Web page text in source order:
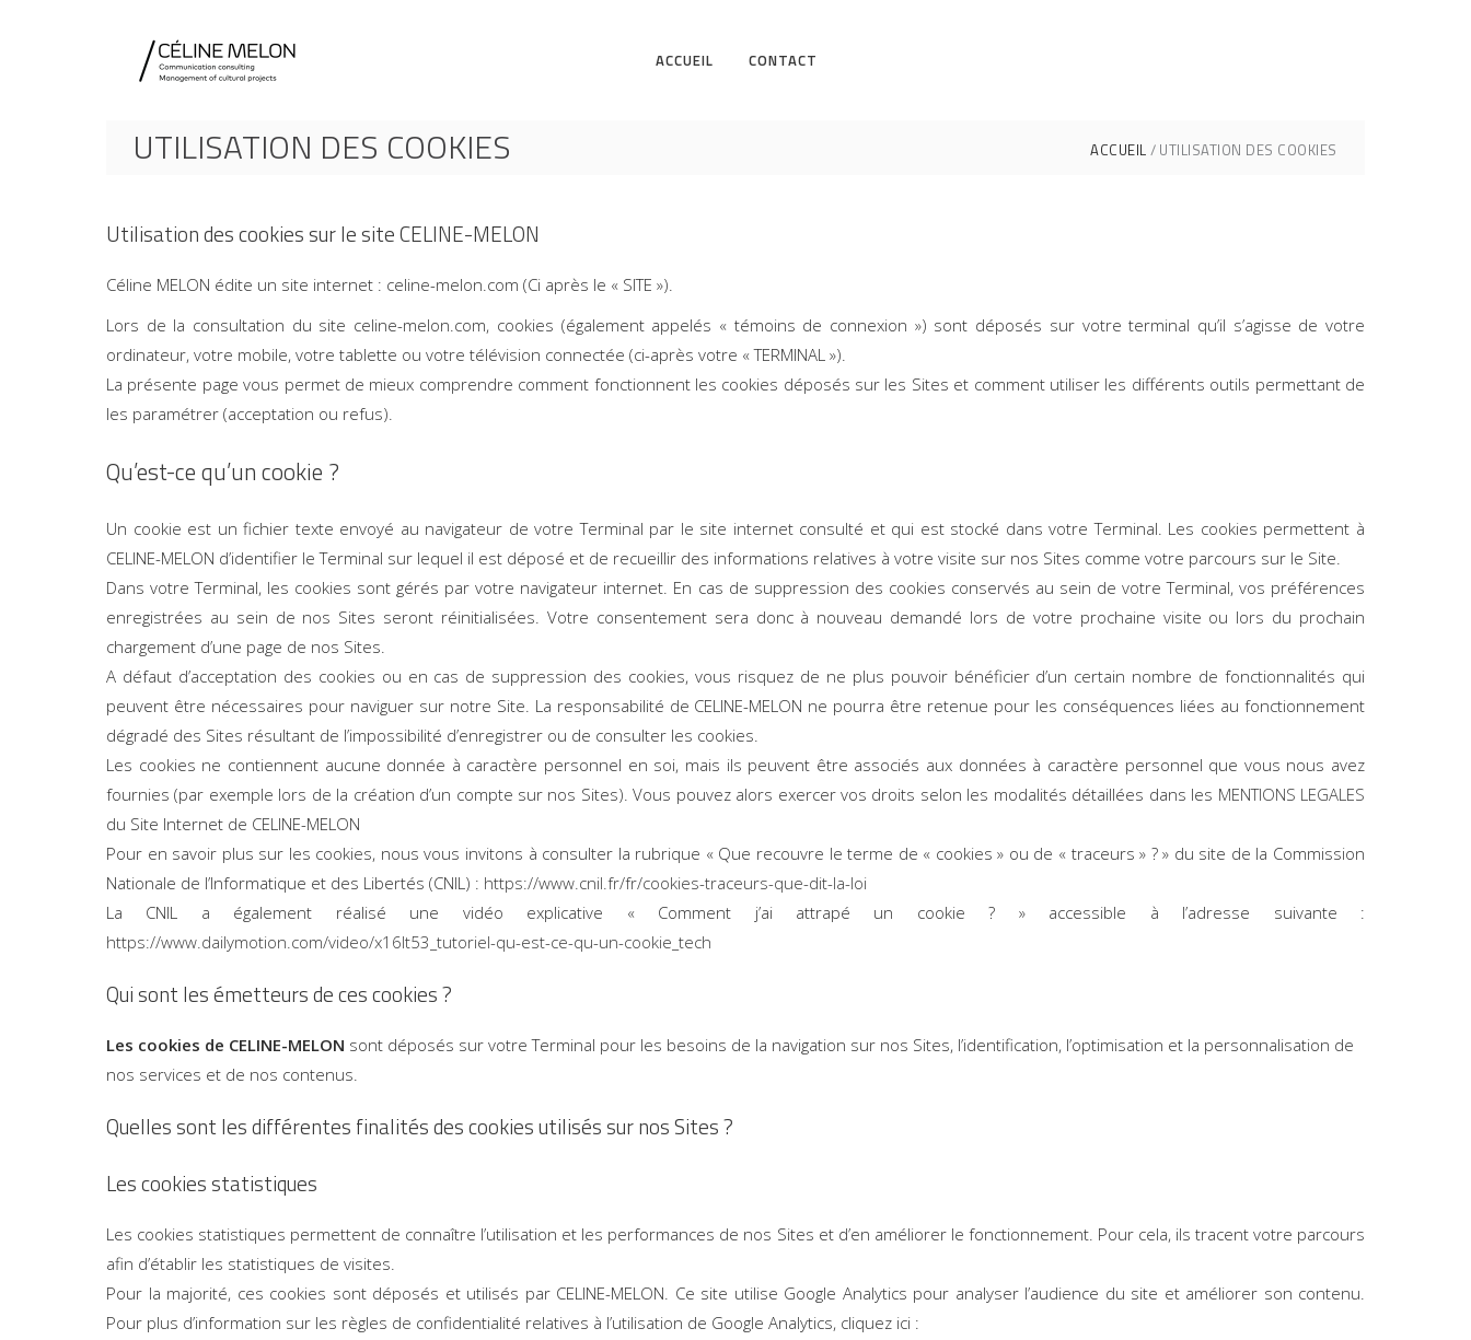
ACCUEIL CONTACT
UTILISATION DES COOKIES ACCUEIL UTILISATION DES COOKIES
Utilisation des cookies sur le site CELINE-MELON
Céline MELON édite un site internet : celine-melon.com (Ci après le « SITE »).
Lors de la consultation du site celine-melon.com, cookies (également appelés « témoins de connexion ») sont déposés sur votre terminal qu’il s’agisse de votre
ordinateur, votre mobile, votre tablette ou votre télévision connectée (ci-après votre « TERMINAL »).
La présente page vous permet de mieux comprendre comment fonctionnent les cookies déposés sur les Sites et comment utiliser les différents outils permettant de
les paramétrer (acceptation ou refus).
Qu’est-ce qu’un cookie ?
Un cookie est un fichier texte envoyé au navigateur de votre Terminal par le site internet consulté et qui est stocké dans votre Terminal. Les cookies permettent à
CELINE-MELON d’identifier le Terminal sur lequel il est déposé et de recueillir des informations relatives à votre visite sur nos Sites comme votre parcours sur le Site.
Dans votre Terminal, les cookies sont gérés par votre navigateur internet. En cas de suppression des cookies conservés au sein de votre Terminal, vos préférences
enregistrées au sein de nos Sites seront réinitialisées. Votre consentement sera donc à nouveau demandé lors de votre prochaine visite ou lors du prochain
chargement d’une page de nos Sites.
A défaut d’acceptation des cookies ou en cas de suppression des cookies, vous risquez de ne plus pouvoir bénéficier d’un certain nombre de fonctionnalités qui
peuvent être nécessaires pour naviguer sur notre Site. La responsabilité de CELINE-MELON ne pourra être retenue pour les conséquences liées au fonctionnement
dégradé des Sites résultant de l’impossibilité d’enregistrer ou de consulter les cookies.
Les cookies ne contiennent aucune donnée à caractère personnel en soi, mais ils peuvent être associés aux données à caractère personnel que vous nous avez
fournies (par exemple lors de la création d’un compte sur nos Sites). Vous pouvez alors exercer vos droits selon les modalités détaillées dans les MENTIONS LEGALES
du Site Internet de CELINE-MELON
Pour en savoir plus sur les cookies, nous vous invitons à consulter la rubrique « Que recouvre le terme de « cookies » ou de « traceurs » ? » du site de la Commission
Nationale de l’Informatique et des Libertés (CNIL) : https://www.cnil.fr/fr/cookies-traceurs-que-dit-la-loi
La CNIL a également réalisé une vidéo explicative « Comment j’ai attrapé un cookie ? » accessible à l’adresse suivante :
https://www.dailymotion.com/video/x16lt53_tutoriel-qu-est-ce-qu-un-cookie_tech
Qui sont les émetteurs de ces cookies ?
Les cookies de CELINE-MELON sont déposés sur votre Terminal pour les besoins de la navigation sur nos Sites, l’identification, l’optimisation et la personnalisation de
nos services et de nos contenus.
Quelles sont les différentes finalités des cookies utilisés sur nos Sites ?
Les cookies statistiques
Les cookies statistiques permettent de connaître l’utilisation et les performances de nos Sites et d’en améliorer le fonctionnement. Pour cela, ils tracent votre parcours
afin d’établir les statistiques de visites.
Pour la majorité, ces cookies sont déposés et utilisés par CELINE-MELON. Ce site utilise Google Analytics pour analyser l’audience du site et améliorer son contenu.
Pour plus d’information sur les règles de confidentialité relatives à l’utilisation de Google Analytics, cliquez ici :